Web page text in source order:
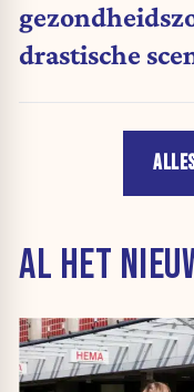
drastische
AL HET